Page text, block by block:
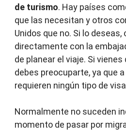
de turismo. Hay países
que las necesitan y otros
Unidos que no. Si lo deseas,
directamente con la
de planear el viaje. Si vienes
debes preocuparte, ya que
requieren ningún tipo de
Normalmente no suceden
momento de pasar por